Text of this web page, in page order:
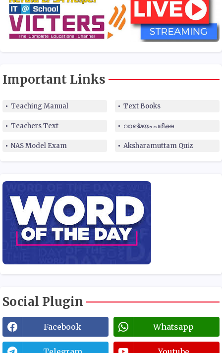
Important Links
Teaching Manual Text Books
Teachers Text വാങ്മയം പരീക്ഷ
NAS Model Exam Aksharamuttam Quiz
Social Plugin
Facebook Whatsapp